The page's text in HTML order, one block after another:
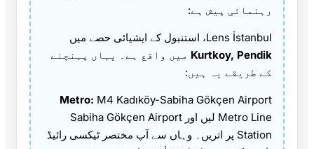
رہنمائی پیش ہے:
Lens İstanbul، استنبول کے ایشیائی حصے میں
Kurtkoy, Pendik میں واقع ہے۔ یہاں پہنچنے
کے طریقے یہ ہیں:
Metro: M4 Kadıköy-Sabiha Gökçen Airport
Metro Line لیں اور Sabiha Gökçen Airport
Station پر اتریں۔ وہاں سے آپ مختصر ٹیکسی رائیڈ